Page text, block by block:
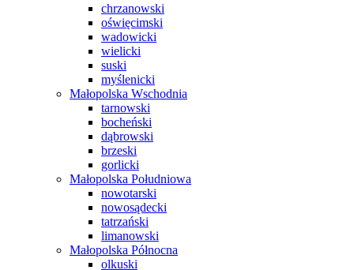
chrzanowski
oświęcimski
wadowicki
wielicki
suski
myślenicki
Małopolska Wschodnia
tarnowski
bocheński
dąbrowski
brzeski
gorlicki
Małopolska Południowa
nowotarski
nowosądecki
tatrzański
limanowski
Małopolska Północna
olkuski